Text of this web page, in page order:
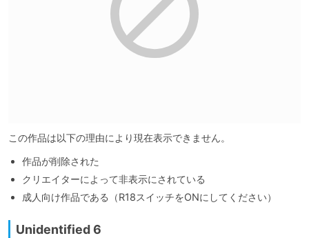
この作品は以下の理由により現在表示できません。
作品が削除された
クリエイターによって非表示にされている
成人向け作品である（R18スイッチをONにしてください）
Unidentified 6